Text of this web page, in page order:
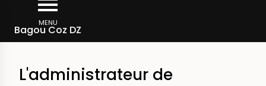
contenu
MENU
Bagou Coz DZ
d'Ariane
Rechercher dans la presse
L'administrateur de